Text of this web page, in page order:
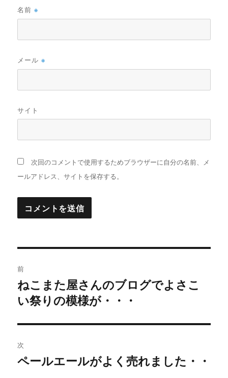
名前※
メール※
サイト
次回のコメントで使用するためブラウザーに自分の名前、メ
ールアドレス、サイトを保存する。
稿
ナ
ビ
ゲ
ー
前
過
去
投
稿:
ねこまた屋さんのブログでよさこ
い祭りの模様が・・・
次
次
ペールエールがよく売れました・・